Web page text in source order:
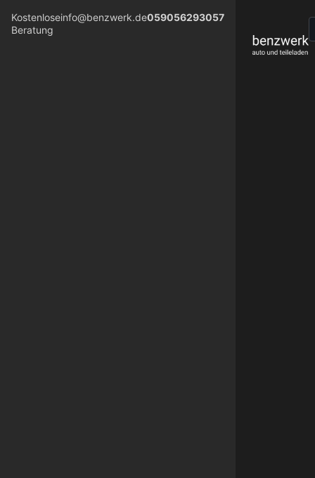
Kostenlose
Beratung
info@benzwerk.de059056293057